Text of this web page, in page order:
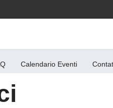
Calendario Eventi